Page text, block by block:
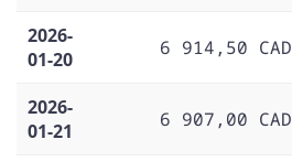
2026-
01-20
6 914,50 CAD
2026-
01-21
6 907,00 CAD